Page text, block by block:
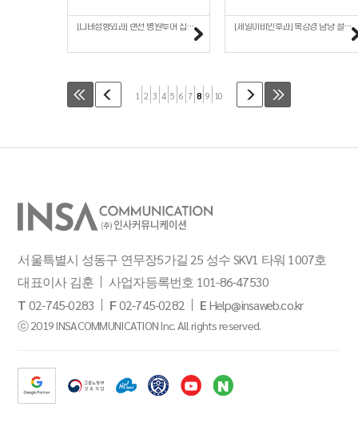
[디테성형외과] 랜선 병원투어 집들이 V-log [제일이비인후과] 복강경 담낭 절제술
1 2 3 4 5 6 7 8 9 10
서울특별시 성동구 연무장5가길 25 성수 SKV1 타워 1007호
대표이사 김훈
사업자등록번호 101-86-47530
T02-745-0283 F02-745-0282 EHelp@insaweb.co.kr
ⓒ 2019 INSACOMMUNICATION Inc. All rights reserved.